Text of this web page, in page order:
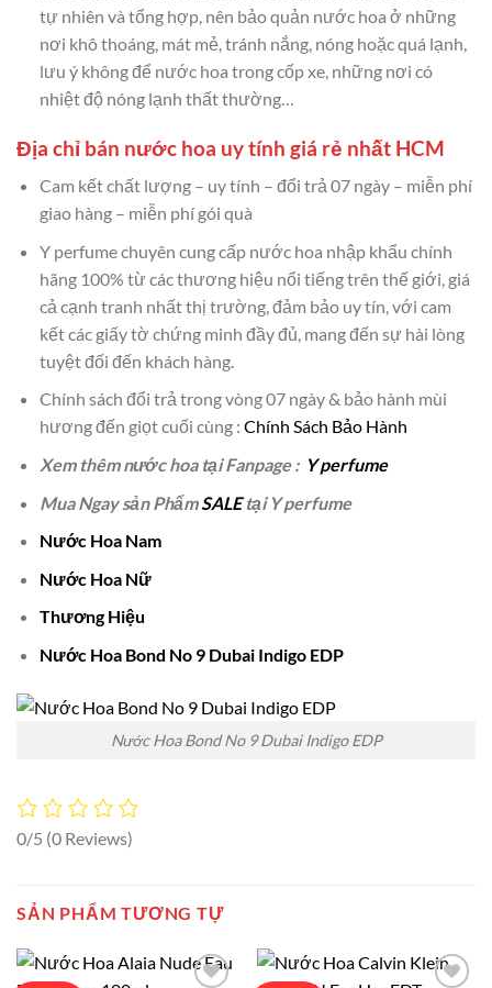
tự nhiên và tổng hợp, nên bảo quản nước hoa ở những
nơi khô thoáng, mát mẻ, tránh nắng, nóng hoặc quá lạnh,
lưu ý không để nước hoa trong cốp xe, những nơi có
nhiệt độ nóng lạnh thất thường…
Địa chỉ bán nước hoa uy tính giá rẻ nhất HCM
Cam kết chất lượng – uy tính – đổi trả 07 ngày – miễn phí
giao hàng – miễn phí gói quà
Y perfume chuyên cung cấp nước hoa nhập khẩu chính
hãng 100% từ các thương hiệu nổi tiếng trên thế giới, giá
cả cạnh tranh nhất thị trường, đảm bảo uy tín, với cam
kết các giấy tờ chứng minh đầy đủ, mang đến sự hài lòng
tuyệt đối đến khách hàng.
Chính sách đổi trả trong vòng 07 ngày & bảo hành mùi
hương đến giọt cuối cùng : Chính Sách Bảo Hành
Xem thêm nước hoa tại Fanpage : Y perfume
Mua Ngay sản PhẩmSALEtại Y perfume
Nước Hoa Nam
Nước Hoa Nữ
Thương Hiệu
Nước Hoa Bond No 9 Dubai Indigo EDP
Nước Hoa Bond No 9 Dubai Indigo EDP
0/5 (0 Reviews)
SẢN PHẨM TƯƠNG TỰ